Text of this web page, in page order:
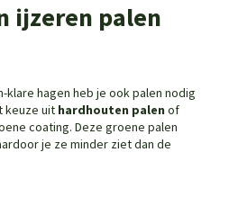
ijzeren palen
klare hagen heb je ook palen nodig
keuze uit hardhouten palen of
coating. Deze groene palen
je ze minder ziet dan de